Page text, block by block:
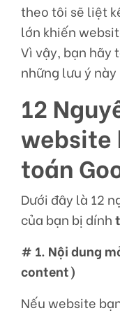
theo tôi sẽ liệt
lớn khiến
Vì vậy, bạn hãy
những lưu ý này
12
website
toán
Dưới đây là 12
của bạn bị dính
# 1. Nội dung
content)
Nếu website